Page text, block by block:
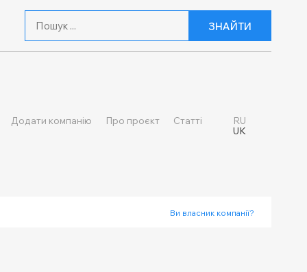
ЗНАЙТИ
Додати компанію Про проєкт Статті
RU
UK
Ви власник компанії?